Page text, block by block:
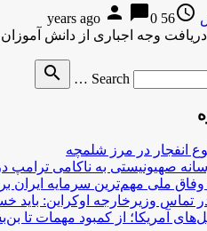
access_time
56 years ago
person chat_bubble0
وجه اجباری از دانش
Search …
search
انفجار در مرز شلمچه
صهیونیستی به ناکامی ترامپ در
وفاق ملی مهم‌ترین سرمایه
تماس وزیرخارجه اوکراین: باید
آمریکا؛ از کمبود مهمات تا